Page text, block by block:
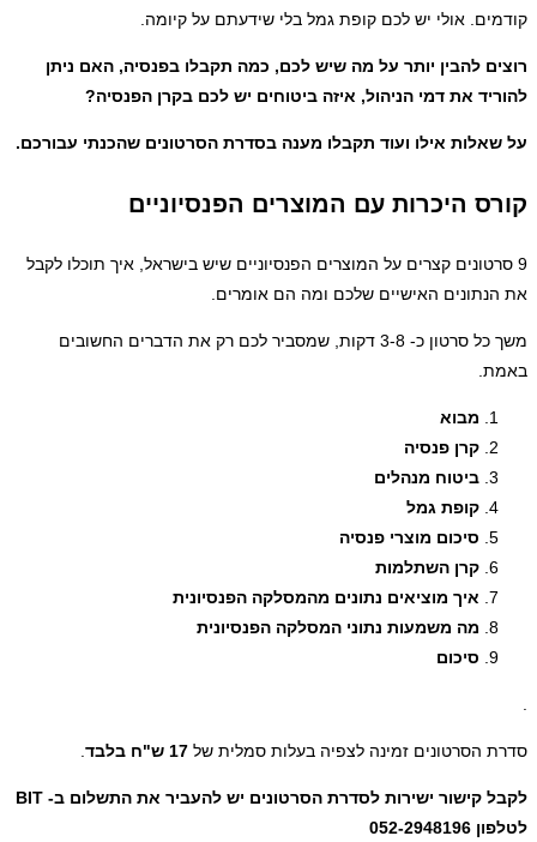
אולי יש לכם קופת גמל בלי שידעתם על קיומה.
להבין יותר על מה שיש לכם, כמה תקבלו בפנסיה, האם ניתן
את דמי הניהול, איזה ביטוחים יש לכם בקרן הפנסיה?
אילו ועוד תקבלו מענה בסדרת הסרטונים שהכנתי עבורכם.
היכרות עם המוצרים הפנסיוניים
קצרים על המוצרים הפנסיוניים שיש בישראל, איך תוכלו לקבל
האישיים שלכם ומה הם אומרים.
משך כל סרטון כ- 3-8 דקות, שמסביר לכם רק את הדברים החשובים
מבוא
קרן פנסיה
ביטוח מנהלים
קופת גמל
סיכום מוצרי פנסיה
קרן השתלמות
איך מוציאים נתונים מהמסלקה הפנסיונית
מה משמעות נתוני המסלקה הפנסיונית
סיכום
הסרטונים זמינה לצפיה בעלות סמלית של17 ש"ח בלבד .
לקבל קישור ישירות לסדרת הסרטונים יש להעביר את התשלום ב- BIT
2948196